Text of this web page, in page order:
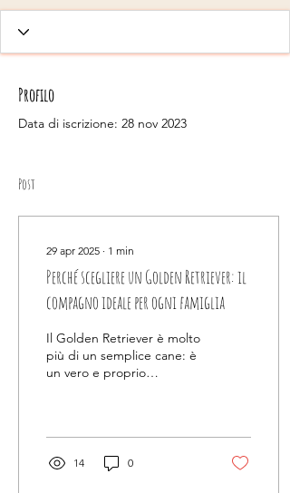
Profilo
Data di iscrizione: 28 nov 2023
Post
29 apr 2025 ∙ 1 min
Perché scegliere un Golden Retriever: il
compagno ideale per ogni famiglia
Il Golden Retriever è molto
più di un semplice cane: è
un vero e proprio
14 0